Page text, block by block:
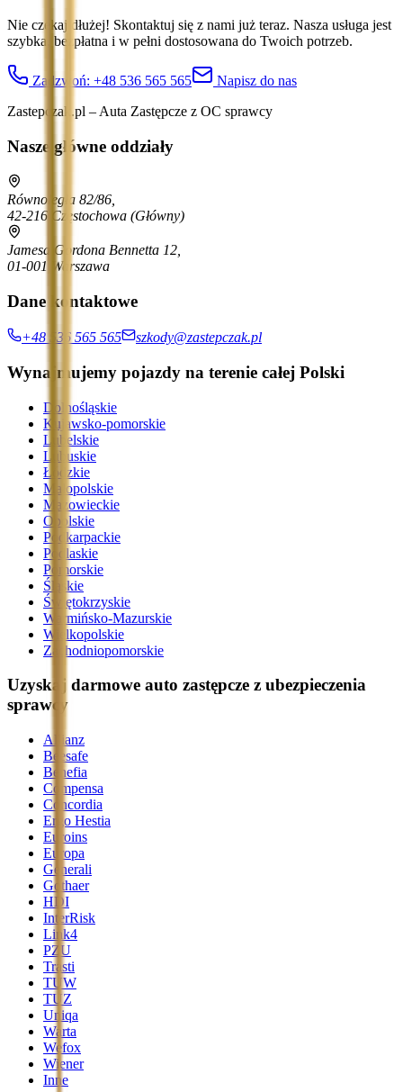
Nie czekaj dłużej! Skontaktuj się z nami już teraz. Nasza usługa jest
szybka, bezpłatna i w pełni dostosowana do Twoich potrzeb.
Zadzwoń: +48 536 565 565
Napisz do nas
Zastepczak.pl – Auta Zastępcze z OC sprawcy
Nasze główne oddziały
Równoległa 82/86,
42-216 Częstochowa (Główny)
Jamesa Gordona Bennetta 12,
01-001 Warszawa
Dane kontaktowe
+48 536 565 565 szkody@zastepczak.pl
Wynajmujemy pojazdy na terenie całej Polski
Dolnośląskie
Kujawsko-pomorskie
Lubelskie
Lubuskie
Łódzkie
Małopolskie
Mazowieckie
Opolskie
Podkarpackie
Podlaskie
Pomorskie
Śląskie
Świętokrzyskie
Warmińsko-Mazurskie
Wielkopolskie
Zachodniopomorskie
Uzyskaj darmowe auto zastępcze z ubezpieczenia
sprawcy
Allianz
Beesafe
Benefia
Compensa
Concordia
Ergo Hestia
Euroins
Europa
Generali
Gothaer
HDI
InterRisk
Link4
PZU
Trasti
TUW
TUZ
Uniqa
Warta
Wefox
Wiener
Inne